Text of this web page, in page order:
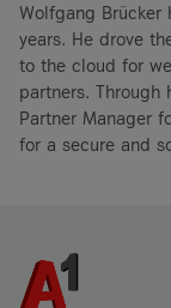
Wolfgang Brücker
years. He drove
to the cloud for
partners.
Partner Manager
for a secure and